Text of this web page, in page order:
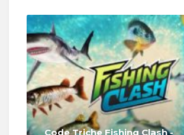
Code Triche Fishing Clash -